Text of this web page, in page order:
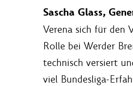
Sascha Glass,
Verena sich für den
Rolle bei Werder
technisch versiert
viel Bundesliga-